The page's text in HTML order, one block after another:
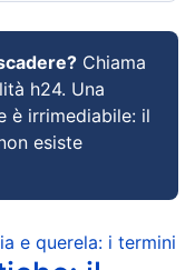
Chiama
h24. Una
è irrimediabile: il
esiste
e querela: i termini